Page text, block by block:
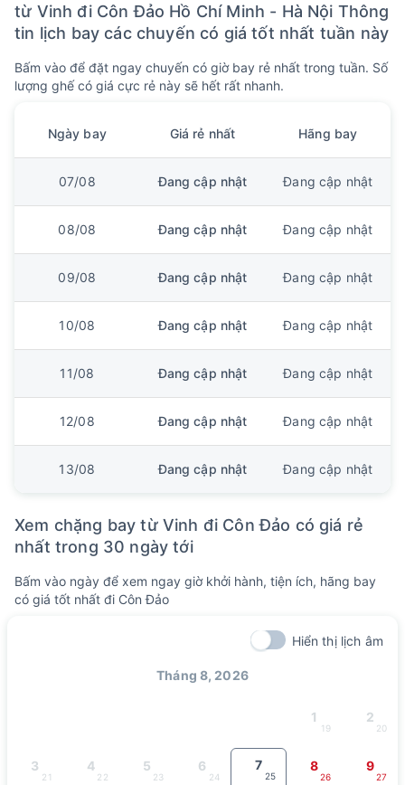
từ Vinh đi Côn Đảo Hồ Chí Minh - Hà Nội Thông
tin lịch bay các chuyến có giá tốt nhất tuần này
Bấm vào để đặt ngay chuyến có giờ bay rẻ nhất trong tuần. Số
lượng ghế có giá cực rẻ này sẽ hết rất nhanh.
Ngày bay Giá rẻ nhất Hãng bay
07/08 Đang cập nhật Đang cập nhật
08/08 Đang cập nhật Đang cập nhật
09/08 Đang cập nhật Đang cập nhật
10/08 Đang cập nhật Đang cập nhật
11/08 Đang cập nhật Đang cập nhật
12/08 Đang cập nhật Đang cập nhật
13/08 Đang cập nhật Đang cập nhật
Xem chặng bay từ Vinh đi Côn Đảo có giá rẻ
nhất trong 30 ngày tới
Bấm vào ngày để xem ngay giờ khởi hành, tiện ích, hãng bay
có giá tốt nhất đi Côn Đảo
Hiển thị lịch âm
Tháng 8, 2026
1
19
2
20
3
21
4
22
5
23
6
24
7
25
8
26
9
27